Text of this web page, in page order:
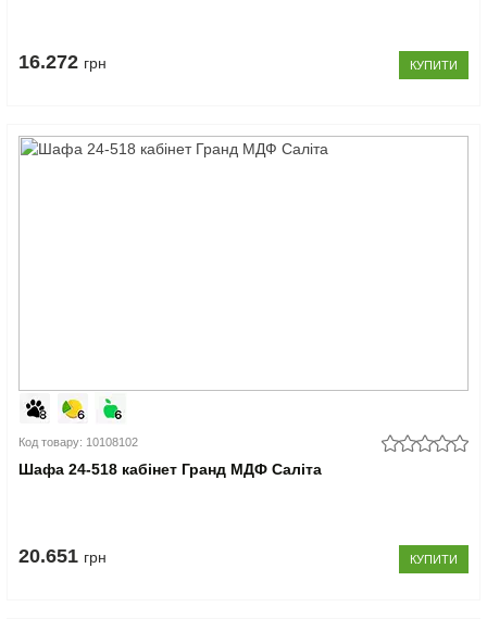
16.272 грн КУПИТИ
Код товару: 10108102
Шафа 24-518 кабінет Гранд МДФ Саліта
20.651 грн КУПИТИ